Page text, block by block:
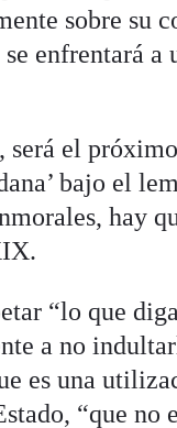
sobre su
enfrentará a
será el
bajo el
hay
“lo que
a no
es una
“que no